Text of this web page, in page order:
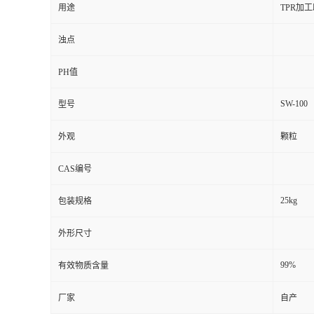
用途 TPR加
浊点
PH值
型号 SW-100
外观 颗粒
CAS编号
包装规格 25kg
外形尺寸
有效物质含量 99%
厂家 自产